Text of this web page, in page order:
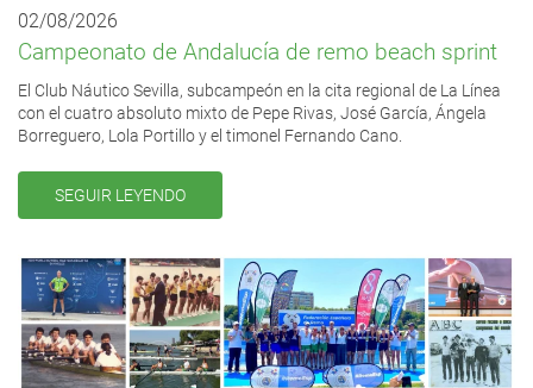
02/08/2026
Campeonato de Andalucía de remo beach sprint
El Club Náutico Sevilla, subcampeón en la cita regional de La Línea
con el cuatro absoluto mixto de Pepe Rivas, José García, Ángela
Borreguero, Lola Portillo y el timonel Fernando Cano.
SEGUIR LEYENDO